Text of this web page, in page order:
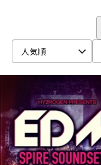
ベース
ドラム
キーボード
人気順